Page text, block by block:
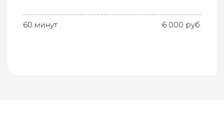
60 минут 6 000 руб.